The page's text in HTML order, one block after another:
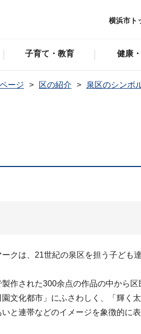
横浜市ト
子育て・教育 健康
ージ 区の紹介 泉区のシンボ
クは、21世紀の泉区を担う子ども
作された300余点の作品の中から
文化都市」にふさわしく、「輝く
と連帯などのイメージを象徴的に表